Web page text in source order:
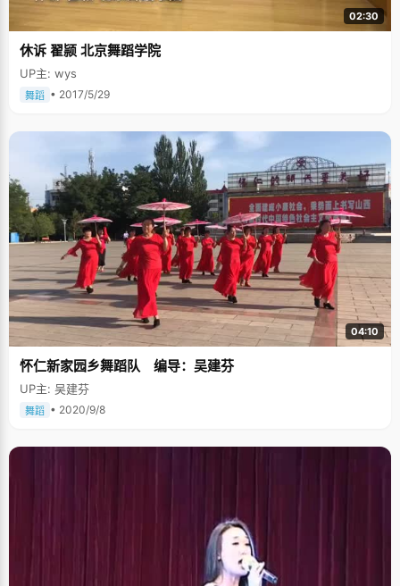
02:30
休诉 翟颕 北京舞蹈学院
UP主: wys
舞蹈 • 2017/5/29
04:10
怀仁新家园乡舞蹈队 编导：吴建芬
UP主: 吴建芬
舞蹈 • 2020/9/8